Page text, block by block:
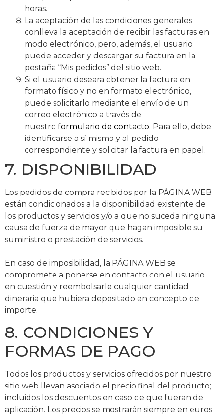
horas.
La aceptación de las condiciones generales
conlleva la aceptación de recibir las facturas en
modo electrónico, pero, además, el usuario
puede acceder y descargar su factura en la
pestaña “Mis pedidos” del sitio web.
Si el usuario deseara obtener la factura en
formato físico y no en formato electrónico,
puede solicitarlo mediante el envío de un
correo electrónico a través de
nuestro formulario de contacto. Para ello, debe
identificarse a sí mismo y al pedido
correspondiente y solicitar la factura en papel.
7. DISPONIBILIDAD
Los pedidos de compra recibidos por la PÁGINA WEB
están condicionados a la disponibilidad existente de
los productos y servicios y/o a que no suceda ninguna
causa de fuerza de mayor que hagan imposible su
suministro o prestación de servicios.
En caso de imposibilidad, la PÁGINA WEB se
compromete a ponerse en contacto con el usuario
en cuestión y reembolsarle cualquier cantidad
dineraria que hubiera depositado en concepto de
importe.
8. CONDICIONES Y
FORMAS DE PAGO
Todos los productos y servicios ofrecidos por nuestro
sitio web llevan asociado el precio final del producto;
incluidos los descuentos en caso de que fueran de
aplicación. Los precios se mostrarán siempre en euros